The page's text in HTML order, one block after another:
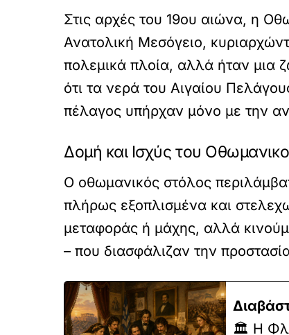
Στις αρχές του 19ου αιώνα, η
Ανατολική Μεσόγειο,
πολεμικά πλοία, αλλά ήταν μια
ότι τα νερά του Αιγαίου
πέλαγος υπήρχαν μόνο με την
Δομή και Ισχύς του
Ο οθωμανικός στόλος
πλήρως εξοπλισμένα και
μεταφοράς ή μάχης, αλλά
– που διασφάλιζαν την
🏛️ Η